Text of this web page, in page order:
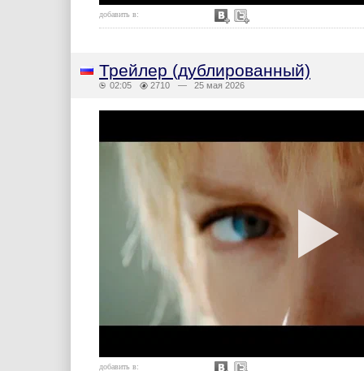
добавить в:
Трейлер (дублированный)
02:05 2710 — 25 мая 2026
добавить в: